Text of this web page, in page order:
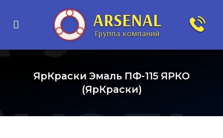
ARSENAL
Группа компаний
ЯрКраски Эмаль ПФ-115 ЯРКО
(ЯрКраски)